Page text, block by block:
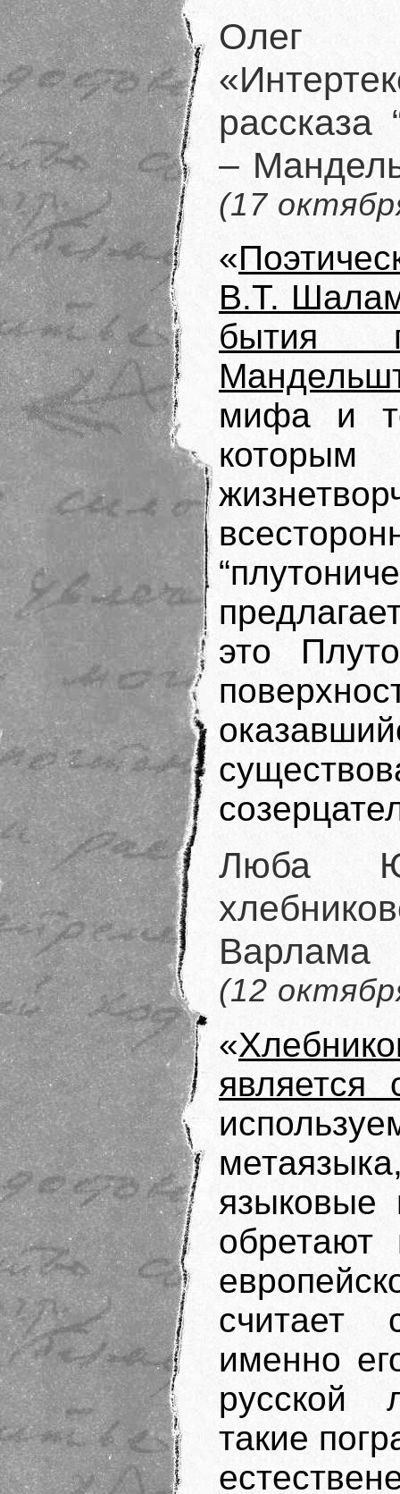
–
(17
«
В.Т.
бытия
мифа и
которым
это
Люба
(12
«
является
языковые
обретают
считает
именно
русской
такие